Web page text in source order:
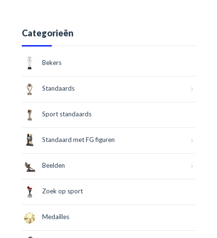
Categorieën
Bekers
Standaards
Sport standaards
Standaard met FG figuren
Beelden
Zoek op sport
Medailles